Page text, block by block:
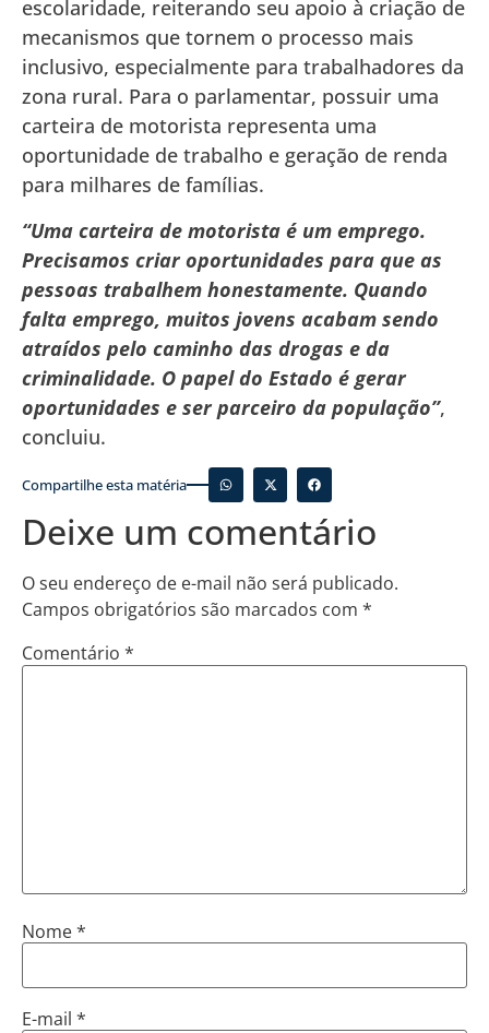
escolaridade, reiterando seu apoio à criação de
mecanismos que tornem o processo mais
inclusivo, especialmente para trabalhadores da
zona rural. Para o parlamentar, possuir uma
carteira de motorista representa uma
oportunidade de trabalho e geração de renda
para milhares de famílias.
“Uma carteira de motorista é um emprego.
Precisamos criar oportunidades para que as
pessoas trabalhem honestamente. Quando
falta emprego, muitos jovens acabam sendo
atraídos pelo caminho das drogas e da
criminalidade. O papel do Estado é gerar
oportunidades e ser parceiro da população”,
concluiu.
Compartilhe esta matéria
Deixe um comentário
O seu endereço de e-mail não será publicado.
Campos obrigatórios são marcados com *
Comentário *
Nome*
E-mail *